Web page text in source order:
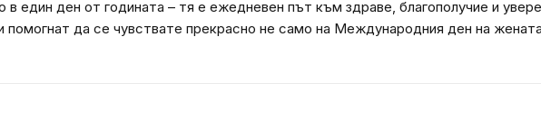
в един ден от годината – тя е ежедневен път към здраве, благополучие и
помогнат да се чувствате прекрасно не само на Международния ден на